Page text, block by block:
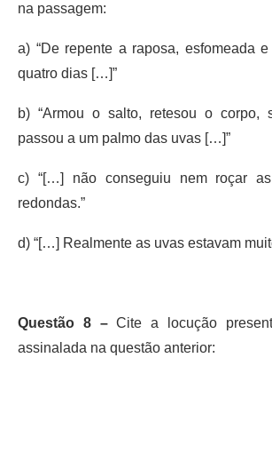
na passagem:
a) “De repente a raposa, esfomeada
quatro dias […]”
b) “Armou o salto, retesou o corpo,
passou a um palmo das uvas […]”
c) “[…] não conseguiu nem roçar
redondas.”
d) “[…] Realmente as uvas estavam
Questão 8 –Cite a locução
assinalada na questão anterior: